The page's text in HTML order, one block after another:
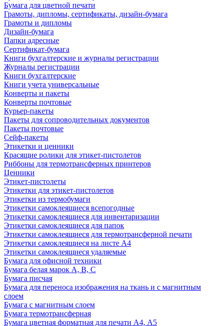
Бумага для цветной печати
Грамоты, дипломы, сертификаты, дизайн-бумага
Грамоты и дипломы
Дизайн-бумага
Папки адресные
Сертификат-бумага
Книги бухгалтерские и журналы регистрации
Журналы регистрации
Книги бухгалтерские
Книги учета универсальные
Конверты и пакеты
Конверты почтовые
Курьер-пакеты
Пакеты для сопроводительных документов
Пакеты почтовые
Сейф-пакеты
Этикетки и ценники
Красящие ролики для этикет-пистолетов
Риббоны для термотрансферных принтеров
Ценники
Этикет-пистолеты
Этикетки для этикет-пистолетов
Этикетки из термобумаги
Этикетки самоклеящиеся всепогодные
Этикетки самоклеящиеся для инвентаризации
Этикетки самоклеящиеся для папок
Этикетки самоклеящиеся для термотрансферной печати
Этикетки самоклеящиеся на листе А4
Этикетки самоклеящиеся удаляемые
Бумага для офисной техники
Бумага белая марок А, В, С
Бумага писчая
Бумага для переноса изображения на ткань и с магнитным
слоем
Бумага с магнитным слоем
Бумага термотрансферная
Бумага цветная форматная для печати А4, А5